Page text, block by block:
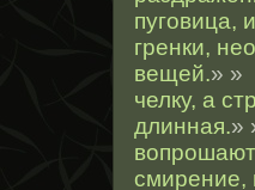
пуговица,
гренки,
вещей.» »
челку, а
длинная.»
смирение,